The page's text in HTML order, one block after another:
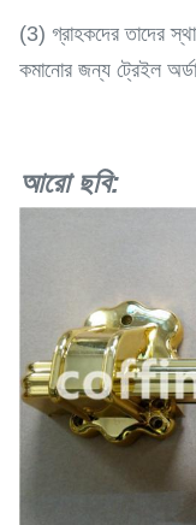
(3) গ্রাহকদের তাদের
কমানোর জন্য ট্রেইল
আরো ছবি: